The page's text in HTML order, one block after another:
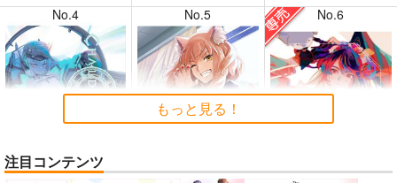
7月30日掲載 7月30日掲載
No.4 No.5 No.6
もっと見る！
注目コンテンツ